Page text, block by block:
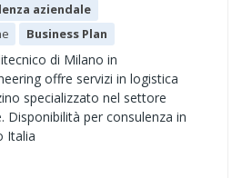
aziendale
Business Plan
di Milano in
offre servizi in logistica
specializzato nel settore
Disponibilità per consulenza in
Italia